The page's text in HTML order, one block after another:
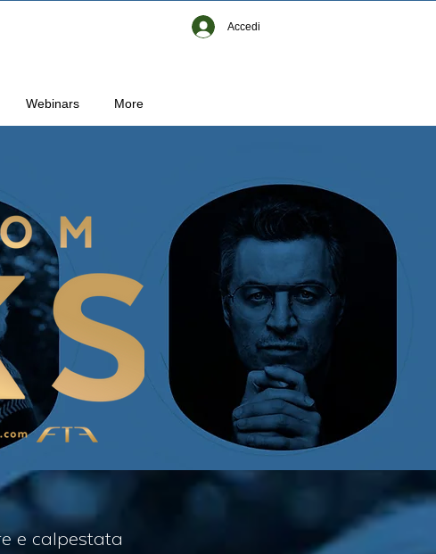
Accedi
Webinars More
e calpestata